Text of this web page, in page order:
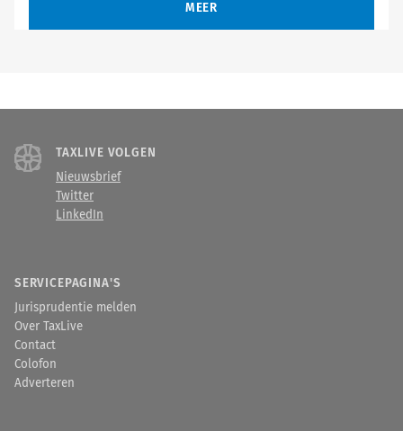
MEER
TAXLIVE VOLGEN
Nieuwsbrief
Twitter
LinkedIn
SERVICEPAGINA'S
Jurisprudentie melden
Over TaxLive
Contact
Colofon
Adverteren